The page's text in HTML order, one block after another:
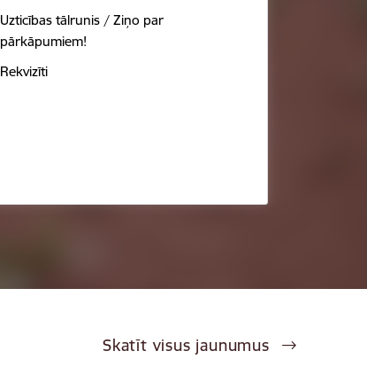
Uzticības tālrunis / Ziņo par
pārkāpumiem!
Rekvizīti
Skatīt visus jaunumus